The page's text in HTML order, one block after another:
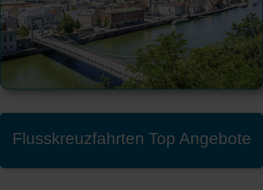
Flusskreuzfahrten Top Angebote
'